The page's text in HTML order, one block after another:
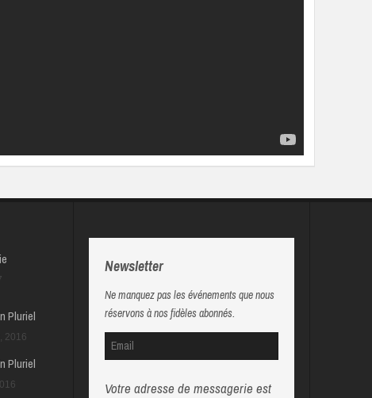
Pluriel
2016
Pluriel
Newsletter
Ne manquez pas les événements que nous
réservons à nos fidèles abonnés.
Votre adresse de messagerie est